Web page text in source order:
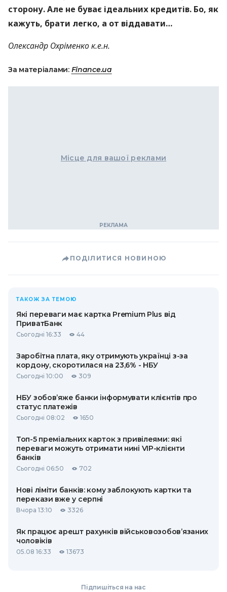
сторону. Але не буває ідеальних кредитів. Бо, як
кажуть, брати легко, а от віддавати…
Олександр Охріменко к.е.н.
За матеріалами: Finance.ua
Місце для вашої реклами
ПОДІЛИТИСЯ НОВИНОЮ
ТАКОЖ ЗА ТЕМОЮ
Які переваги має картка Premium Plus від
ПриватБанк
Сьогодні 16:33 44
Заробітна плата, яку отримують українці з-за
кордону, скоротилася на 23,6% - НБУ
Сьогодні 10:00 309
НБУ зобов’яже банки інформувати клієнтів про
статус платежів
Сьогодні 08:02 1650
Топ-5 преміальних карток з привілеями: які
переваги можуть отримати нині VIP-клієнти
банків
Сьогодні 06:50 702
Нові ліміти банків: кому заблокують картки та
перекази вже у серпні
Вчора 13:10 3326
Як працює арешт рахунків військовозобов’язаних
чоловіків
05.08 16:33 13673
Підпишіться на нас